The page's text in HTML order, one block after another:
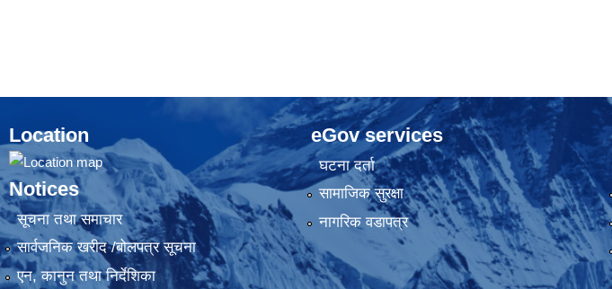
Location
Notices
सूचना तथा समाचार
सार्वजनिक खरीद /बोलपत्र सूचना
एन, कानुन तथा निर्देशिका
eGov services
घटना दर्ता
सामाजिक सुरक्षा
नागरिक वडापत्र